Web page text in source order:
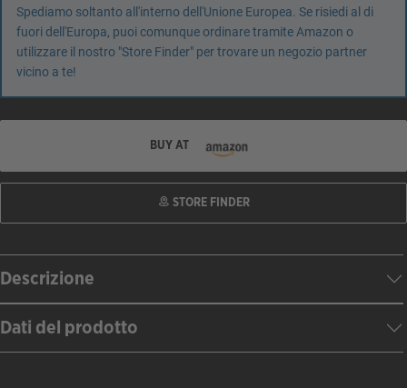
Spediamo soltanto all'interno dell'Unione Europea. Se risiedi al di
fuori dell'Europa, puoi comunque ordinare tramite Amazon o
utilizzare il nostro "Store Finder" per trovare un negozio partner
vicino a te!
BUY AT
STORE FINDER
Descrizione
Dati del prodotto